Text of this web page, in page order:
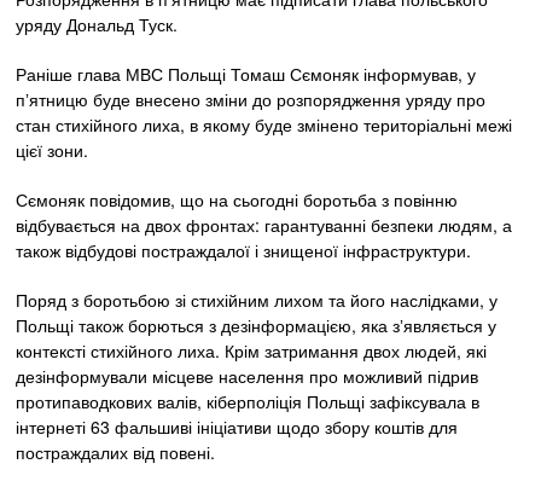
уряду Дональд Туск.
Раніше глава МВС Польщі Томаш Сємоняк інформував, у
пʼятницю буде внесено зміни до розпорядження уряду про
стан стихійного лиха, в якому буде змінено територіальні межі
цієї зони.
Сємоняк повідомив, що на сьогодні боротьба з повінню
відбувається на двох фронтах: гарантуванні безпеки людям, а
також відбудові постраждалої і знищеної інфраструктури.
Поряд з боротьбою зі стихійним лихом та його наслідками, у
Польщі також борються з дезінформацією, яка зʼявляється у
контексті стихійного лиха. Крім затримання двох людей, які
дезінформували місцеве населення про можливий підрив
протипаводкових валів, кіберполіція Польщі зафіксувала в
інтернеті 63 фальшиві ініціативи щодо збору коштів для
постраждалих від повені.